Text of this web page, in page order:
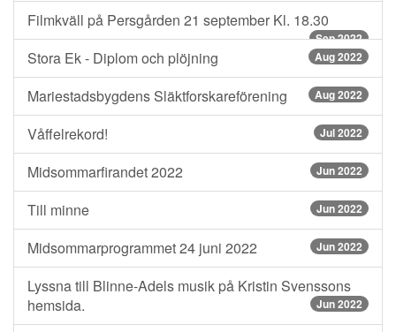
Filmkväll på Persgården 21 september Kl. 18.30
Sep 2022
Stora Ek - Diplom och plöjning Aug 2022
Mariestadsbygdens Släktforskareförening Aug 2022
Våffelrekord! Jul 2022
Midsommarfirandet 2022 Jun 2022
Till minne Jun 2022
Midsommarprogrammet 24 juni 2022 Jun 2022
Lyssna till Blinne-Adels musik på Kristin Svenssons
hemsida.
Jun 2022